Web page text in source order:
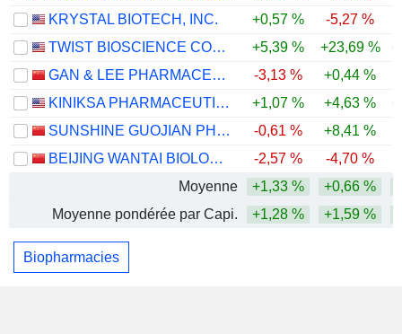
KRYSTAL BIOTECH, INC.
+0,57 % -5,27 %
TWIST BIOSCIENCE CORPORATION
+5,39 % +23,69 %
GAN & LEE PHARMACEUTICALS.
-3,13 % +0,44 %
KINIKSA PHARMACEUTICALS INTERNATIONAL, PLC
+1,07 % +4,63 %
SUNSHINE GUOJIAN PHARMACEUTICAL (SHANGHAI) CO., LTD
-0,61 % +8,41 %
BEIJING WANTAI BIOLOGICAL PHARMACY ENTERPRISE CO., LTD.
-2,57 % -4,70 %
Moyenne
+1,33 % +0,66 %
Moyenne pondérée par Capi.
+1,28 % +1,59 %
Biopharmacies